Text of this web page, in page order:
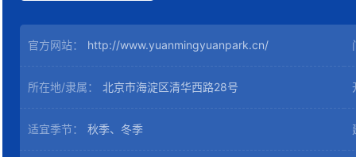
官方网站： http://www.yuanmingyuanpark.cn/
所在地/隶属： 北京市海淀区清华西路28号
适宜季节： 秋季、冬季